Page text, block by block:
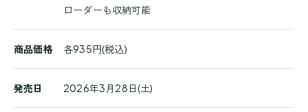
ローダーも収納可能
商品価格 各935円(税込)
発売日 2026年3月28日(土)